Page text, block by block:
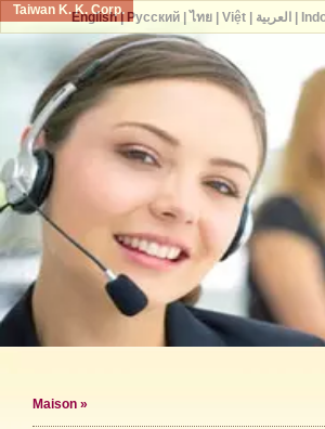
Taiwan K. K. Corp.
Maison »
English| Русский| ไทย| Việt| العربية